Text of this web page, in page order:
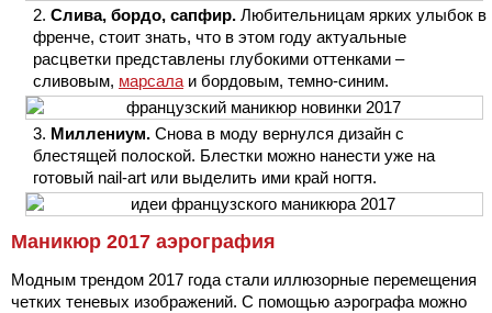
Слива, бордо, сапфир. Любительницам ярких улыбок в
френче, стоит знать, что в этом году актуальные
расцветки представлены глубокими оттенками –
сливовым, марсала и бордовым, темно-синим.
Миллениум. Снова в моду вернулся дизайн с
блестящей полоской. Блестки можно нанести уже на
готовый nail-art или выделить ими край ногтя.
Маникюр 2017 аэрография
Модным трендом 2017 года стали иллюзорные перемещения
четких теневых изображений. С помощью аэрографа можно